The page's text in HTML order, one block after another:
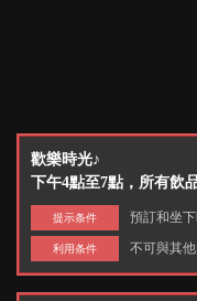
歡樂時光♪
下午4點至7點，所有飲
提示条件 預訂和坐
利用条件 不可與其